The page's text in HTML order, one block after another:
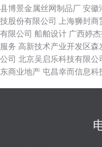
县博景金属丝网制品厂 安徽
技股份有限公司
上海狮封
有限公司 船舶设计 广西婷
服务 高新技术产业开发区森
公司 北京吴启乐科技有限公
东商业地产 屯昌幸而信息科